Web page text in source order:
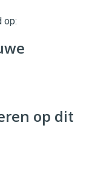
op:
op dit